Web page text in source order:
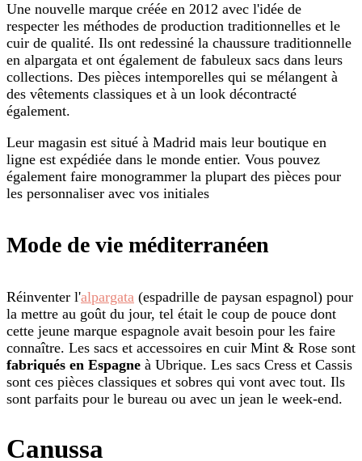
Une nouvelle marque créée en 2012 avec l'idée de
respecter les méthodes de production traditionnelles et le
cuir de qualité. Ils ont redessiné la chaussure traditionnelle
en alpargata et ont également de fabuleux sacs dans leurs
collections. Des pièces intemporelles qui se mélangent à
des vêtements classiques et à un look décontracté
également.
Leur magasin est situé à Madrid mais leur boutique en
ligne est expédiée dans le monde entier. Vous pouvez
également faire monogrammer la plupart des pièces pour
les personnaliser avec vos initiales
Mode de vie méditerranéen
Réinventer l'alpargata (espadrille de paysan espagnol) pour
la mettre au goût du jour, tel était le coup de pouce dont
cette jeune marque espagnole avait besoin pour les faire
connaître. Les sacs et accessoires en cuir Mint & Rose sont
fabriqués en Espagne à Ubrique. Les sacs Cress et Cassis
sont ces pièces classiques et sobres qui vont avec tout. Ils
sont parfaits pour le bureau ou avec un jean le week-end.
Canussa